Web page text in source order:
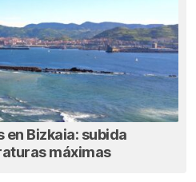
en Bizkaia: subida
máximas